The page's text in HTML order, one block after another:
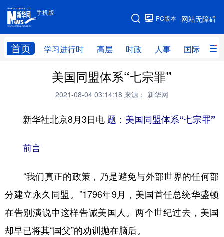
手机版
网站无障碍
PC版本
首页 学习进行时 高层 时政 人事 国际 财
手机版
网站地图
高层 时政
财经 网评
台湾 思客智库 全球连线 教育
访谈 视频 图片 政务
法律 中央文件 金融 汽车
美国同盟体系“七宗罪”
2021-08-04 03:14:18 来源： 新华网
新华社北京8月3日电 题：美国同盟体系“七宗罪”
前言
“我们真正的政策，乃是避免与外部世界的任何部
分建立永久同盟。”1796年9月，美国首任总统华盛顿
在告别演说中这样告诫美国人。两个世纪过去，美国
却早已将其“国父”的劝训抛在脑后。